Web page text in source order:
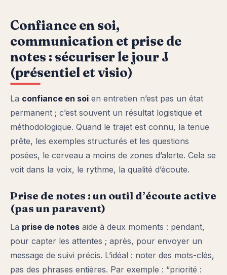
Confiance en soi,
communication et prise de
notes : sécuriser le jour J
(présentiel et visio)
La confiance en soi en entretien n’est pas un état
permanent ; c’est souvent un résultat logistique et
méthodologique. Quand le trajet est connu, la tenue
prête, les exemples structurés et les questions
posées, le cerveau a moins de zones d’alerte. Cela se
voit dans la voix, le rythme, la qualité d’écoute.
Prise de notes : un outil d’écoute active
(pas un paravent)
La prise de notes aide à deux moments : pendant,
pour capter les attentes ; après, pour envoyer un
message de suivi précis. L’idéal : noter des mots-clés,
pas des phrases entières. Par exemple : “priorité :